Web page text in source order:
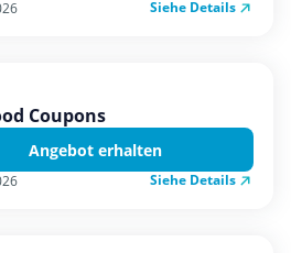
Siehe Details
Coupons
Angebot erhalten
Siehe Details